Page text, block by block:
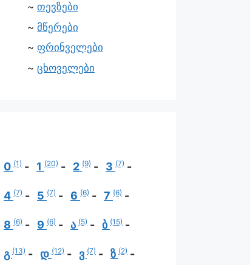
თევზები
მწერები
ფრინველები
ცხოველები
0 (1) 1 (20) 2 (9) 3 (7)
4 (7) 5 (7) 6 (6) 7 (6)
8 (6) 9 (6) ა (5) ბ (15)
გ (13) დ (12) ვ (7) ზ (2)